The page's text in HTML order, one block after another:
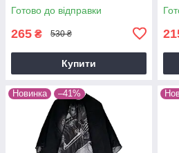
Готово до відправки
265 ₴ 530 ₴
Купити
Новинка –41%